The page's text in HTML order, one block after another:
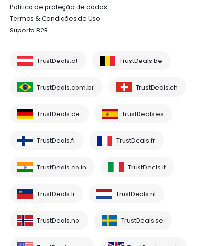
Política de proteção de dados
Termos & Condições de Uso
Suporte B2B
TrustDeals.at TrustDeals.be
TrustDeals.com.br TrustDeals.ch
TrustDeals.de TrustDeals.es
TrustDeals.fi TrustDeals.fr
TrustDeals.co.in TrustDeals.it
TrustDeals.li TrustDeals.nl
TrustDeals.no TrustDeals.se